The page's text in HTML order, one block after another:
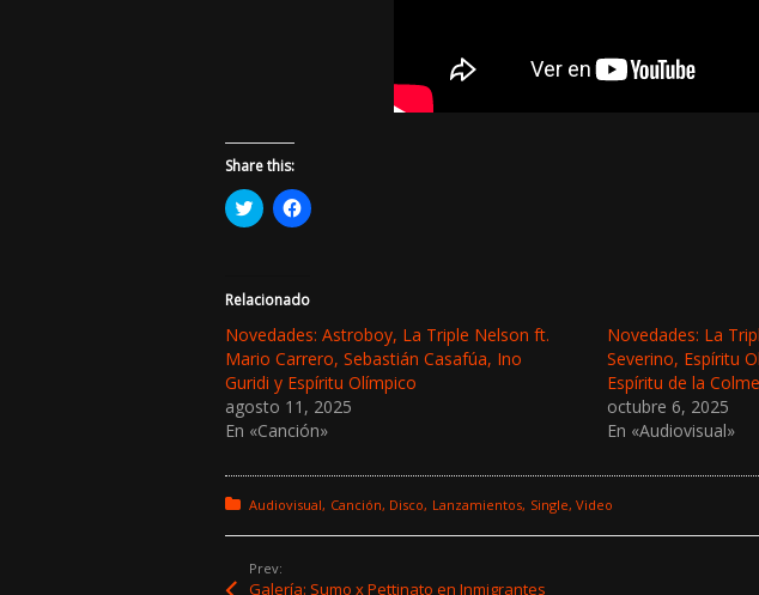
Share this:
H
a
c
a
r
a
c
o
m
p
a
r
e
n
w
H
a
c
a
r
a
c
o
m
p
a
r
e
n
Relacionado
Novedades: Astroboy, La Triple Nelson ft.
Mario Carrero, Sebastián Casafúa, Ino
Guridi y Espíritu Olímpico
agosto 11, 2025
En «Canción»
Novedades: La
Severino, Espíritu
Espíritu de la
octubre 6, 2025
En «Audiovisual»
Posted in:
Audiovisual Canción Disco Lanzamientos Single Video
Prev:
Galería: Sumo x Pettinato en Inmigrantes